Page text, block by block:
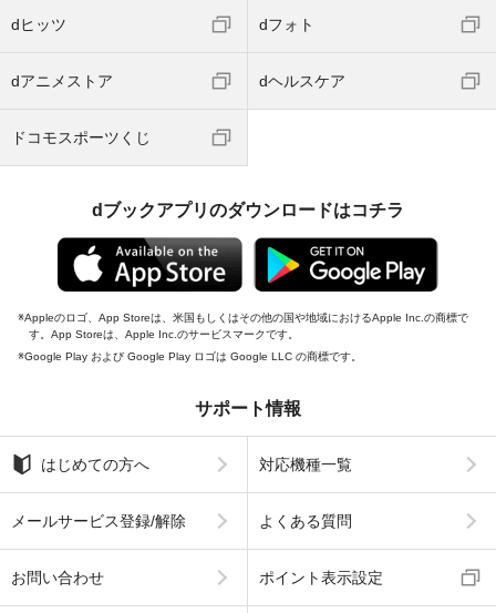
dヒッツ dフォト
dアニメストア dヘルスケア
ドコモスポーツくじ
dブックアプリのダウンロードはコチラ
Appleのロゴ、App Storeは、米国もしくはその他の国や地域におけるApple Inc.の商標で
す。App Storeは、Apple Inc.のサービスマークです。
Google Play および Google Play ロゴは Google LLC の商標です。
サポート情報
はじめての方へ 対応機種一覧
メールサービス登録/解除 よくある質問
お問い合わせ ポイント表示設定